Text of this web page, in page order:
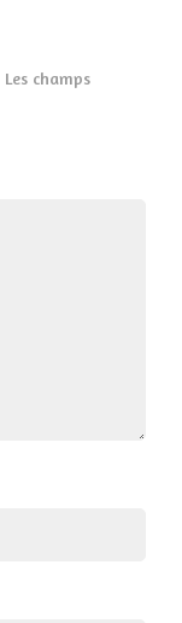
Les champs